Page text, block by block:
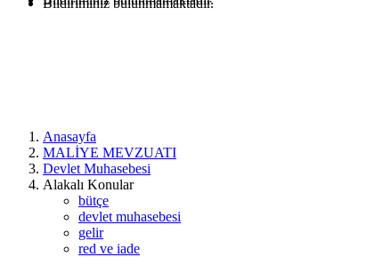
Bildiriminiz bulunmamaktadır.
Anasayfa
MALİYE MEVZUATI
Devlet Muhasebesi
Alakalı Konular
bütçe
devlet muhasebesi
gelir
red ve iade